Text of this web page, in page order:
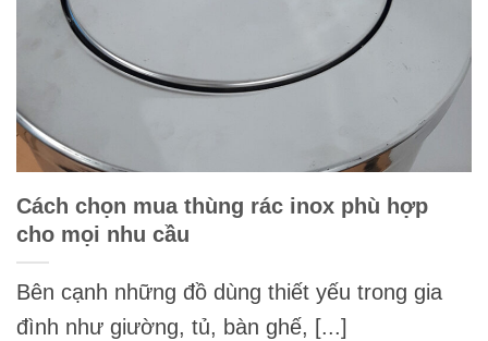
Cách chọn mua thùng rác inox phù hợp
cho mọi nhu cầu
Bên cạnh những đồ dùng thiết yếu trong gia
đình như giường, tủ, bàn ghế, [...]